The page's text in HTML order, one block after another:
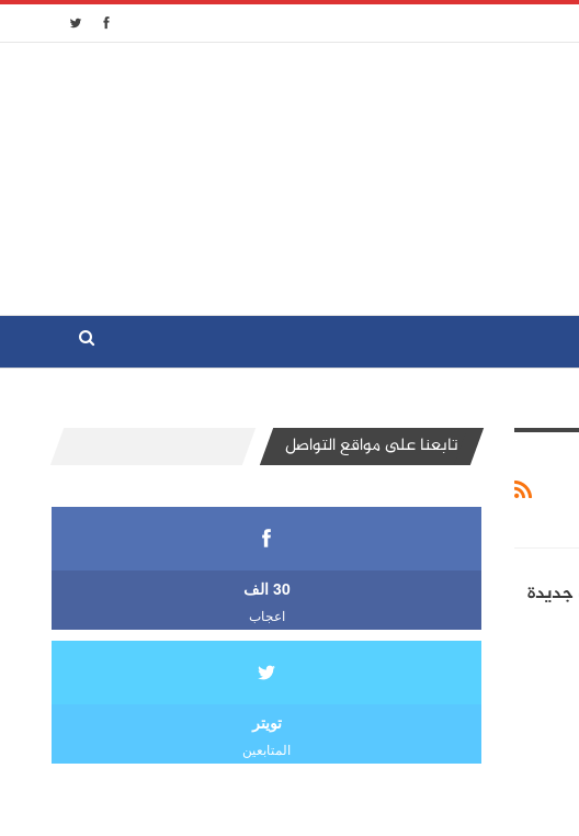
جديدة
تابعنا على مواقع التواصل
30 الف
اعجاب
تويتر
المتابعين